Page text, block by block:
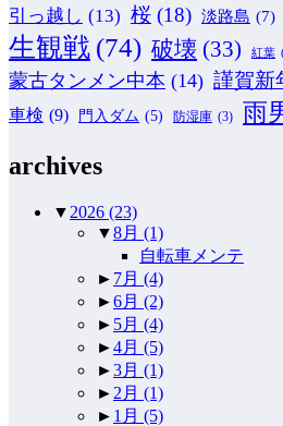
引っ越し (13) 桜 (18) 淡路島 (7)
生観戦 (74) 破壊 (33) 紅葉
蒙古タンメン中本 (14) 謹賀新
車検 (9) 門入ダム (5) 防湿庫 (3) 雨
archives
▼ 2026 (23)
▼8月 (1)
自転車メンテ
► 7月 (4)
►6月 (2)
► 5月 (4)
►4月 (5)
►3月 (1)
► 2月 (1)
► 1月 (5)